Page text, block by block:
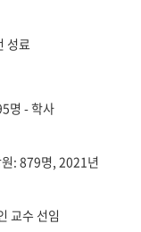
성료
명 - 학사
: 879명, 2021년
교수 선임